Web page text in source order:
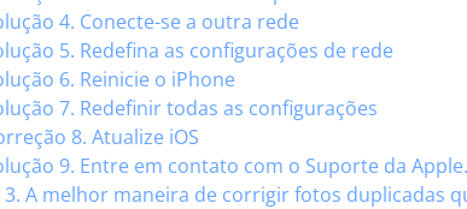
4. Conecte-se a outra rede
5. Redefina as configurações de rede
6. Reinicie o iPhone
7. Redefinir todas as configurações
8. Atualize iOS
9. Entre em contato com o Suporte da Apple.
3. A melhor maneira de corrigir fotos duplicadas